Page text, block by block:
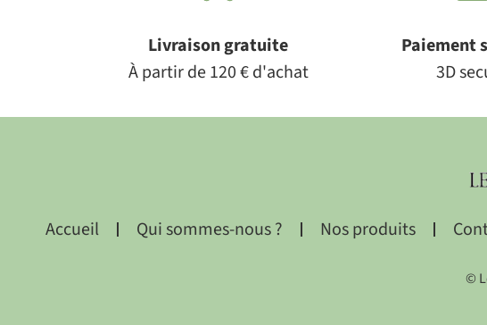
Livraison gratuite
À partir de 120 € d'achat
Paiement
3D
Accueil Qui sommes-nous ? Nos produits
©